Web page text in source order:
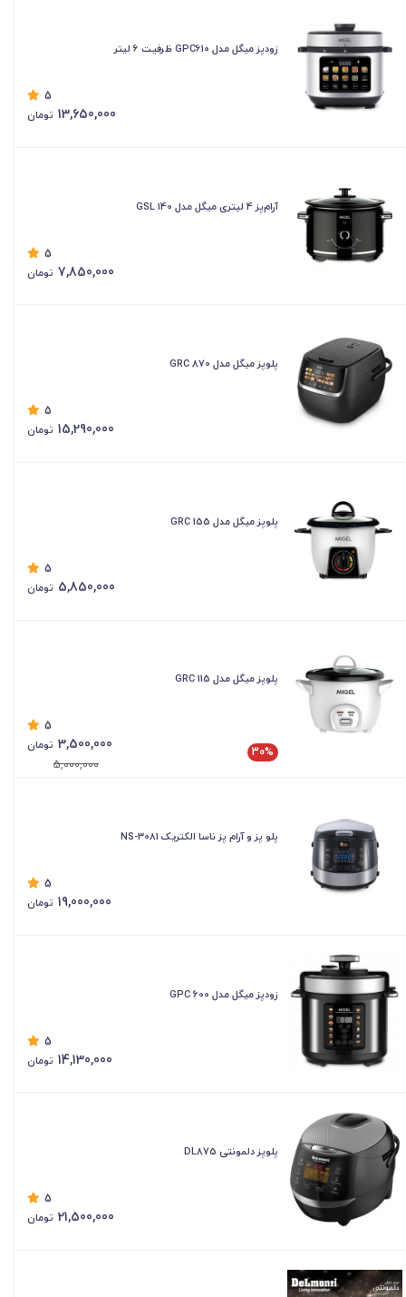
زودپز میگل مدل GPC610 ظرفیت ۶ لیتر
5
13,650,000 تومان
آرام‌پز 4 لیتری میگل مدل GSL 140
5
7,850,000 تومان
پلوپز میگل مدل GRC 870
5
15,290,000 تومان
پلوپز میگل مدل GRC 155
5
5,850,000 تومان
پلوپز میگل مدل GRC 115
5
30%
3,500,000 تومان
5,000,000
پلو پز و آرام پز ناسا الکتریک NS-3081
5
19,000,000 تومان
زودپز میگل مدل GPC 600
5
14,130,000 تومان
پلوپز دلمونتی DL875
5
21,500,000 تومان